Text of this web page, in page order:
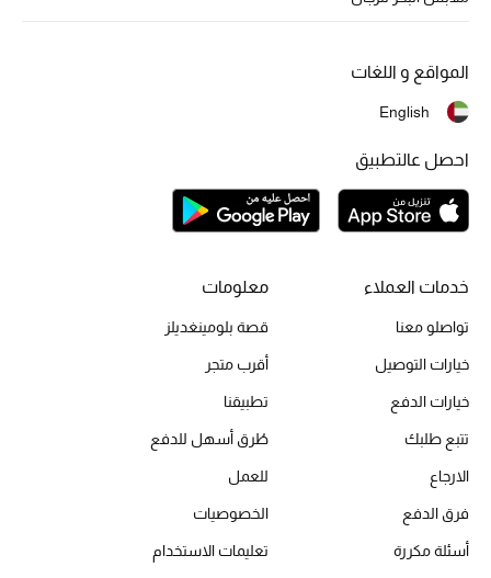
خدمات العملاء
تواصلو معنا
خيارات التوصيل
خيارات الدفع
تتبع طلبك
الارجاع
فرق الدفع
أسئلة مكررة
معلومات
قصة بلومينغديلز
أقرب متجر
تطبيقنا
طُرق أسهل للدفع
للعمل
الخصوصيات
تعليمات الاستخدام
المواقع و اللغات
English
احصل عالتطبيق